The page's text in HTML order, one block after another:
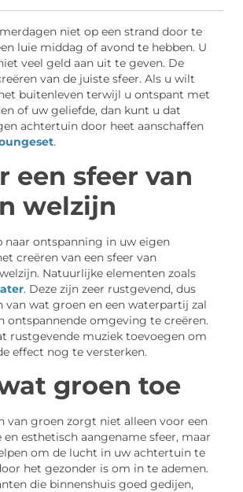
niet op een strand door te
luie middag of avond te hebben. U
veel geld aan uit te geven. De
van de juiste sfeer. Als u wilt
buitenleven terwijl u ontspant met
of uw geliefde, dan kunt u dat
achtertuin door heet aanschaffen
.
een sfeer van
welzijn
naar ontspanning in uw eigen
creëren van een sfeer van
Natuurlijke elementen zoals
. Deze zijn zeer rustgevend, dus
van wat groen en een waterpartij zal
ontspannende omgeving te creëren.
rustgevende muziek toevoegen om
effect nog te versterken.
groen toe
van groen zorgt niet alleen voor een
en esthetisch aangename sfeer, maar
om de lucht in uw achtertuin te
het gezonder is om in te ademen.
die binnenshuis goed gedijen,